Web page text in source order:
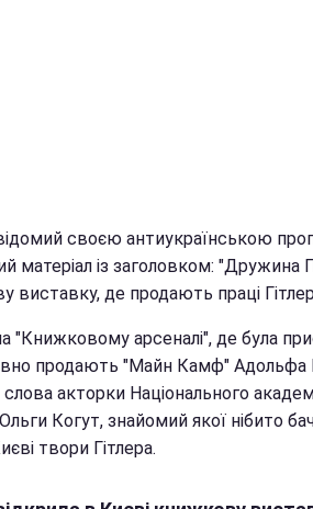
своєю антиукраїнською
матеріал із заголовком:
виставку, де продають праці
"Книжковому арсеналі", де була
продають "Майн Камф" Адольфа
акторки Національного
Когут, знайомий якої нібито
твори Гітлера.